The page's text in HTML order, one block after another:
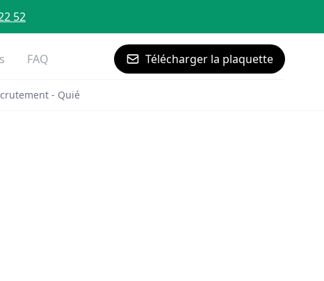
52
FAQ Télécharger la plaquette
- Quié